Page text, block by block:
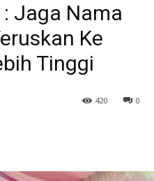
Jaga Nama
Ke
Tinggi
0
420